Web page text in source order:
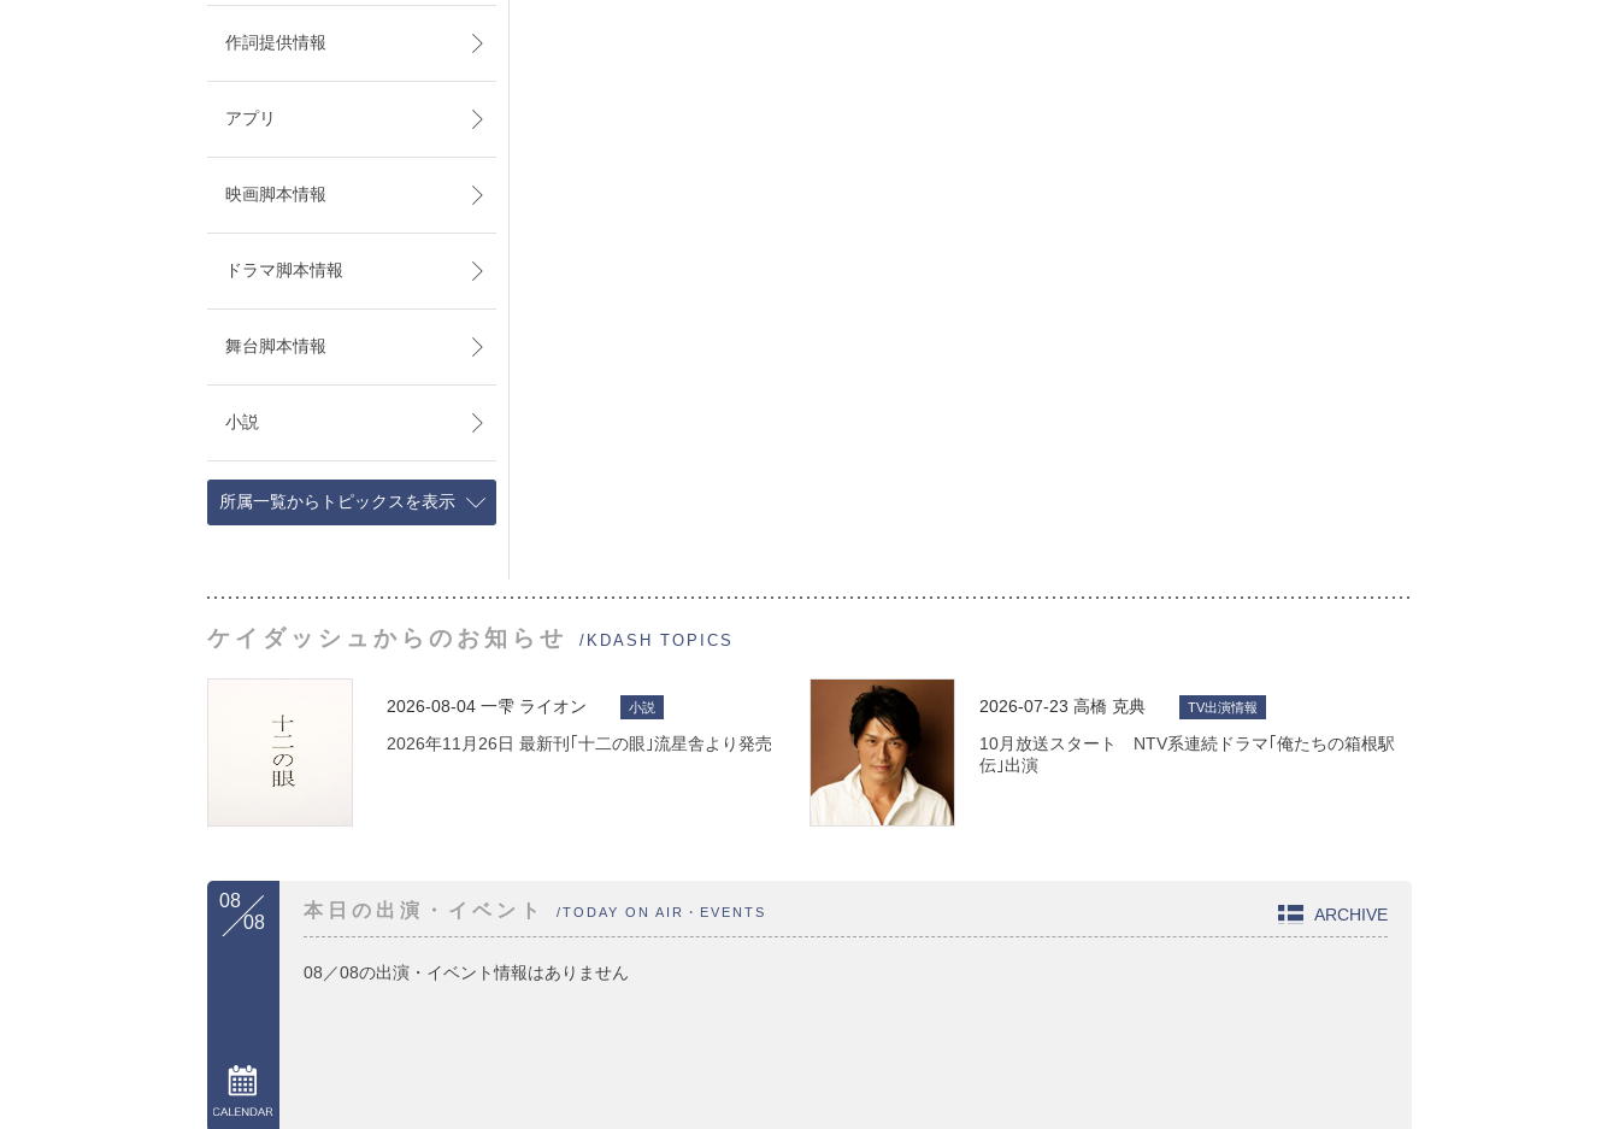
作詞提供情報
アプリ
映画脚本情報
ドラマ脚本情報
舞台脚本情報
小説
所属一覧からトピックスを表示
ケイダッシュからのお知らせ /KDASH TOPICS
2026-08-04 一雫 ライオン 小説
2026年11月26日 最新刊｢十二の眼｣流星舎より発売
2026-07-23 高橋 克典 TV出演情報
10月放送スタート NTV系連続ドラマ｢俺たちの箱根駅
伝｣出演
08
08
本日の出演・イベント /TODAY ON AIR・EVENTS
08／08の出演・イベント情報はありません
ARCHIVE